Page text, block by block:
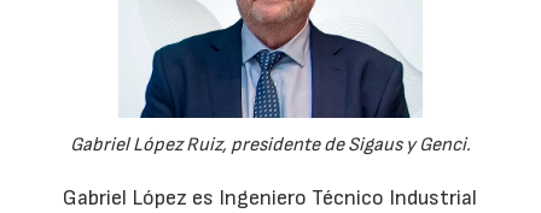
Gabriel López Ruiz, presidente de Sigaus y Genci.
Gabriel López es Ingeniero Técnico Industrial